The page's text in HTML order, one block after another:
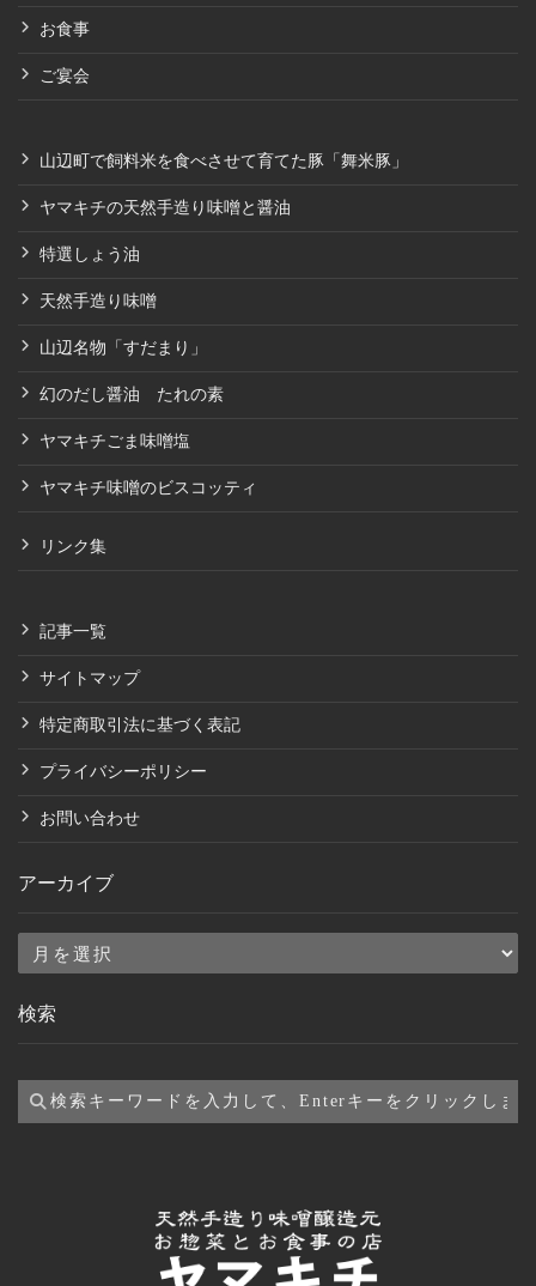
お食事
ご宴会
山辺町で飼料米を食べさせて育てた豚「舞米豚」
ヤマキチの天然手造り味噌と醤油
特選しょう油
天然手造り味噌
山辺名物「すだまり」
幻のだし醤油 たれの素
ヤマキチごま味噌塩
ヤマキチ味噌のビスコッティ
リンク集
記事一覧
サイトマップ
特定商取引法に基づく表記
プライバシーポリシー
お問い合わせ
アーカイブ
ア
カ
ブ
検索